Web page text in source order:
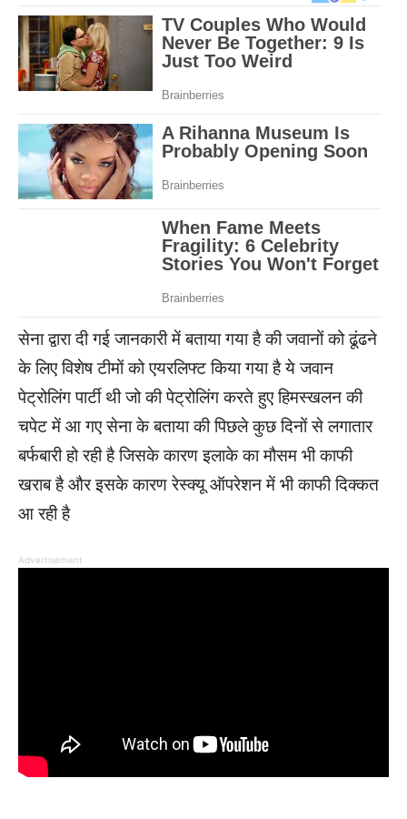
सेना द्वारा दी गई जानकारी में बताया गया है की जवानों को ढूंढने
के लिए विशेष टीमों को एयरलिफ्ट किया गया है ये जवान
पेट्रोलिंग पार्टी थी जो की पेट्रोलिंग करते हुए हिमस्खलन की
चपेट में आ गए सेना के बताया की पिछले कुछ दिनों से लगातार
बर्फबारी हो रही है जिसके कारण इलाके का मौसम भी काफी
खराब है और इसके कारण रेस्क्यू ऑपरेशन में भी काफी दिक्कत
आ रही है
Advertisement